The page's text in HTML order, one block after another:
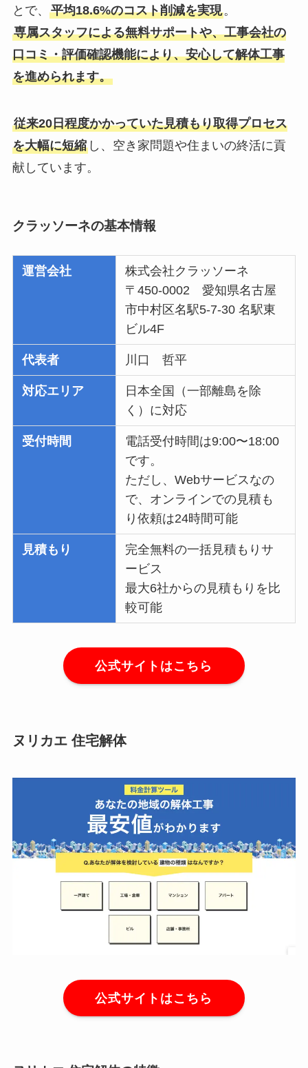
とで、 平均18.6%のコスト削減を実現。
専属スタッフによる無料サポートや、工事会社の
口コミ・評価確認機能により、安心して解体工事
を進められます。
従来20日程度かかっていた見積もり取得プロセス
を大幅に短縮し、空き家問題や住まいの終活に貢
献しています。
クラッソーネの基本情報
運営会社
株式会社クラッソーネ
〒450-0002 愛知県名古屋
市中村区名駅5-7-30 名駅東
ビル4F
代表者 川口 哲平
対応エリア
日本全国（一部離島を除
く）に対応
受付時間
電話受付時間は9:00〜18:00
です。
ただし、Webサービスなの
で、オンラインでの見積も
り依頼は24時間可能
見積もり
完全無料の一括見積もりサ
ービス
最大6社からの見積もりを比
較可能
公式サイトはこちら
ヌリカエ 住宅解体
公式サイトはこちら